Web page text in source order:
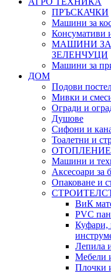
ПРЪСКАЧКИ
Машини за
Консумативи
МАШИНИ ЗА
ЗЕЛЕНЧУЦИ
Машини за
ДОМ
Подови
Мивки и
Огради и
Душове
Сифони и
Тоалетни и
ОТОПЛЕНИЕ
Машини и
Аксесоари за
Опаковане и
ВиК
PVC
Куфари,
Лепила
Мебели
Плочки